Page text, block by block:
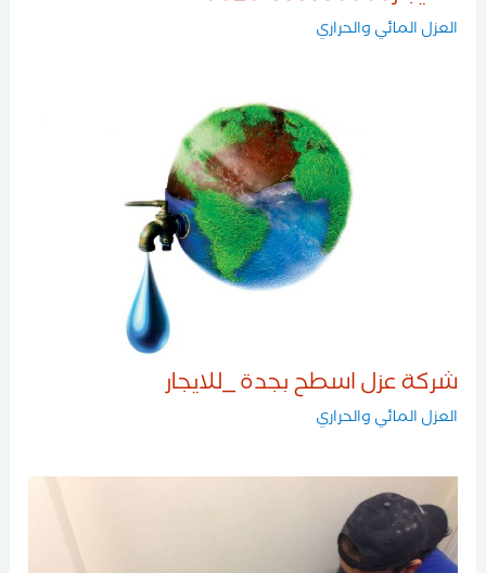
العزل المائي والحراري
شركة عزل اسطح بجدة _للايجار
العزل المائي والحراري